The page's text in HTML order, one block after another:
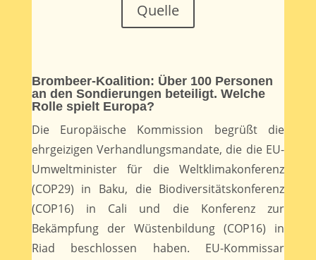
Quelle
Brombeer-Koalition: Über 100 Personen
an den Sondierungen beteiligt. Welche
Rolle spielt Europa?
Die Europäische Kommission begrüßt die
ehrgeizigen Verhandlungsmandate, die die EU-
Umweltminister für die Weltklimakonferenz
(COP29) in Baku, die Biodiversitätskonferenz
(COP16) in Cali und die Konferenz zur
Bekämpfung der Wüstenbildung (COP16) in
Riad beschlossen haben. EU-Kommissar